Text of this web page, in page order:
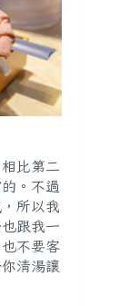
比第二
。不過
所以我
跟我一
不要客
清湯讓